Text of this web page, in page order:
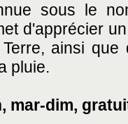
sous le
d'apprécier
ainsi
pluie.
mar-dim,